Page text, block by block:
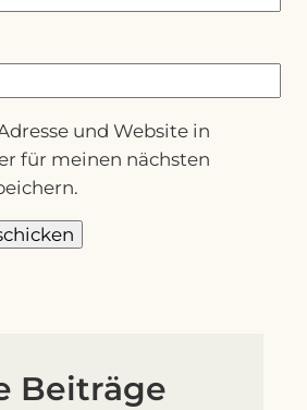
und Website in
für meinen nächsten
Beiträge